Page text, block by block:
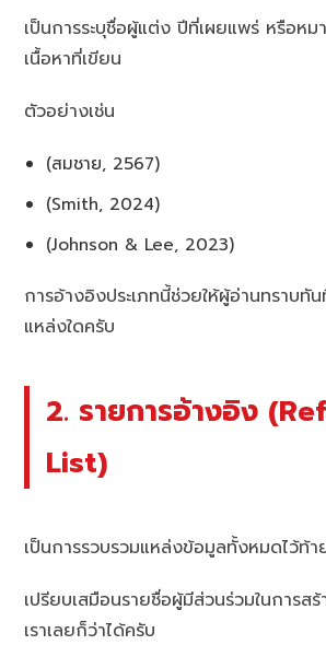
เป็นการระบุชื่อผู้แต่ง ปีที่เผยแพร่ หรือหม
เนื้อหาที่เขียน
ตัวอย่างเช่น
(สมชาย, 2567)
(Smith, 2024)
(Johnson & Lee, 2023)
การอ้างอิงประเภทนี้ช่วยให้ผู้อ่านทราบทั
แหล่งใดครับ
2. รายการอ้างอิง
List)
เป็นการรวบรวมแหล่งข้อมูลทั้งหมดไว้ท้
เปรียบเสมือนรายชื่อผู้มีส่วนร่วมในการส
เราเลยก็ว่าได้ครับ